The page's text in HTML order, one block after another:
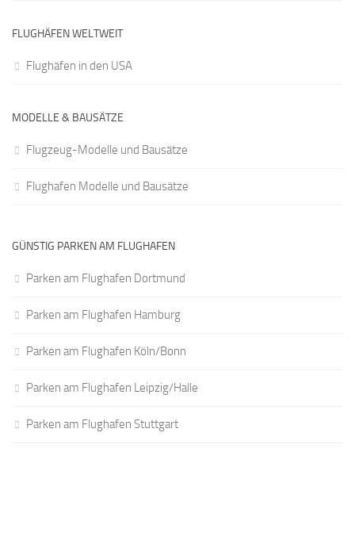
FLUGHÄFEN WELTWEIT
Flughäfen in den USA
MODELLE & BAUSÄTZE
Flugzeug-Modelle und Bausätze
Flughafen Modelle und Bausätze
GÜNSTIG PARKEN AM FLUGHAFEN
Parken am Flughafen Dortmund
Parken am Flughafen Hamburg
Parken am Flughafen Köln/Bonn
Parken am Flughafen Leipzig/Halle
Parken am Flughafen Stuttgart